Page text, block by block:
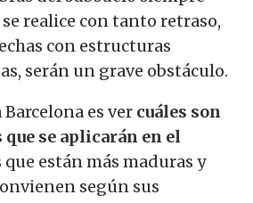
realice con tanto retraso,
con estructuras
serán un grave obstáculo.
es ver cuáles son
se aplicarán en el
que están más maduras y
según sus